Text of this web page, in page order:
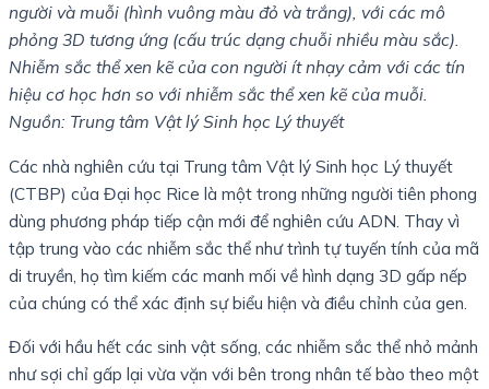
người và muỗi (hình vuông màu đỏ và trắng), với các mô
phỏng 3D tương ứng (cấu trúc dạng chuỗi nhiều màu sắc).
Nhiễm sắc thể xen kẽ của con người ít nhạy cảm với các tín
hiệu cơ học hơn so với nhiễm sắc thể xen kẽ của muỗi.
Nguồn: Trung tâm Vật lý Sinh học Lý thuyết
Các nhà nghiên cứu tại Trung tâm Vật lý Sinh học Lý thuyết
(CTBP) của Đại học Rice là một trong những người tiên phong
dùng phương pháp tiếp cận mới để nghiên cứu ADN. Thay vì
tập trung vào các nhiễm sắc thể như trình tự tuyến tính của mã
di truyền, họ tìm kiếm các manh mối về hình dạng 3D gấp nếp
của chúng có thể xác định sự biểu hiện và điều chỉnh của gen.
Đối với hầu hết các sinh vật sống, các nhiễm sắc thể nhỏ mảnh
như sợi chỉ gấp lại vừa vặn với bên trong nhân tế bào theo một